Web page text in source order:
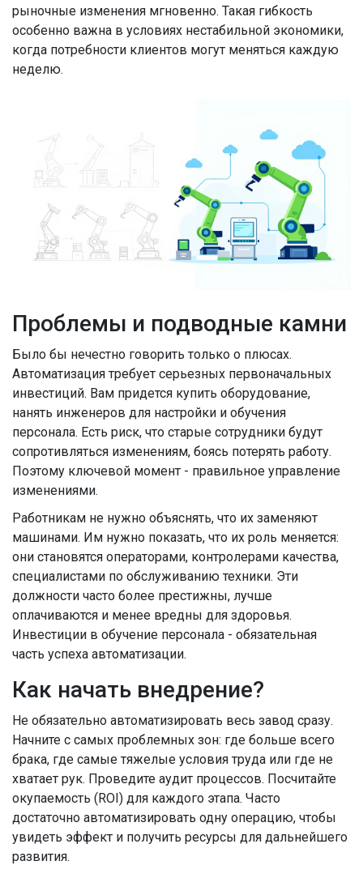
рыночные изменения мгновенно. Такая гибкость
особенно важна в условиях нестабильной экономики,
когда потребности клиентов могут меняться каждую
неделю.
Проблемы и подводные камни
Было бы нечестно говорить только о плюсах.
Автоматизация требует серьезных первоначальных
инвестиций. Вам придется купить оборудование,
нанять инженеров для настройки и обучения
персонала. Есть риск, что старые сотрудники будут
сопротивляться изменениям, боясь потерять работу.
Поэтому ключевой момент - правильное управление
изменениями.
Работникам не нужно объяснять, что их заменяют
машинами. Им нужно показать, что их роль меняется:
они становятся операторами, контролерами качества,
специалистами по обслуживанию техники. Эти
должности часто более престижны, лучше
оплачиваются и менее вредны для здоровья.
Инвестиции в обучение персонала - обязательная
часть успеха автоматизации.
Как начать внедрение?
Не обязательно автоматизировать весь завод сразу.
Начните с самых проблемных зон: где больше всего
брака, где самые тяжелые условия труда или где не
хватает рук. Проведите аудит процессов. Посчитайте
окупаемость (ROI) для каждого этапа. Часто
достаточно автоматизировать одну операцию, чтобы
увидеть эффект и получить ресурсы для дальнейшего
развития.